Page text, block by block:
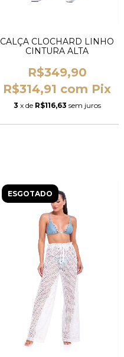
CALÇA CLOCHARD LINHO
CINTURA ALTA
R$349,90
R$314,91 com Pix
3 x de R$116,63 sem juros
ESGOTADO